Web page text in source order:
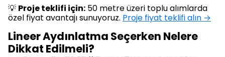
💡 Proje teklifi için: 50 metre üzeri toplu alımlarda
özel fiyat avantajı sunuyoruz. Proje fiyat teklifi alın →
Lineer Aydınlatma Seçerken Nelere
Dikkat Edilmeli?